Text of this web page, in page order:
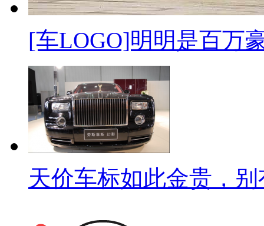
[车LOGO]明明是百万
天价车标如此金贵，